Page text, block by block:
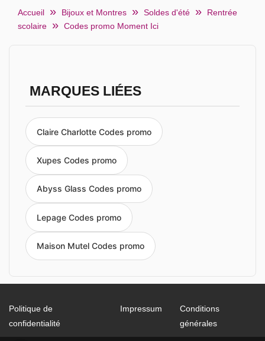
Accueil Bijoux et Montres Soldes d'été
Rentrée
scolaire
Codes promo Moment Ici
MARQUES LIÉES
Claire Charlotte Codes promo
Xupes Codes promo
Abyss Glass Codes promo
Lepage Codes promo
Maison Mutel Codes promo
Politique de
confidentialité
Impressum
Conditions
générales